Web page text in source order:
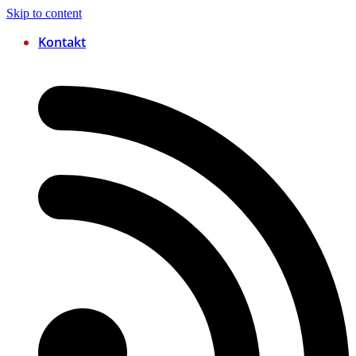
Skip to content
Kontakt